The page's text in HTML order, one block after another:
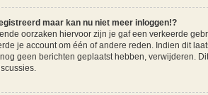
maar kan nu niet meer inloggen!?
oorzaken hiervoor zijn je gaf een verkeerde
je account om één of andere reden. Indien dit
geen berichten geplaatst hebben, verwijderen.